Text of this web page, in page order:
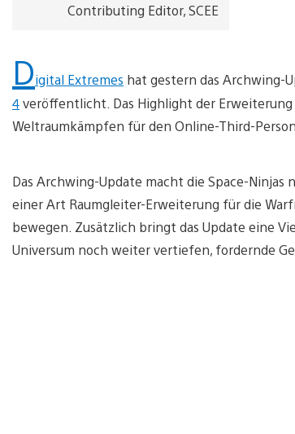
Contributing Editor, SCEE
Digital Extremes hat gestern das Archwing-
4veröffentlicht. Das Highlight der
Weltraumkämpfen für den Online-Third-
Das Archwing-Update macht die Space-
einer Art Raumgleiter-Erweiterung für die
bewegen. Zusätzlich bringt das Update eine
Universum noch weiter vertiefen, fordernde